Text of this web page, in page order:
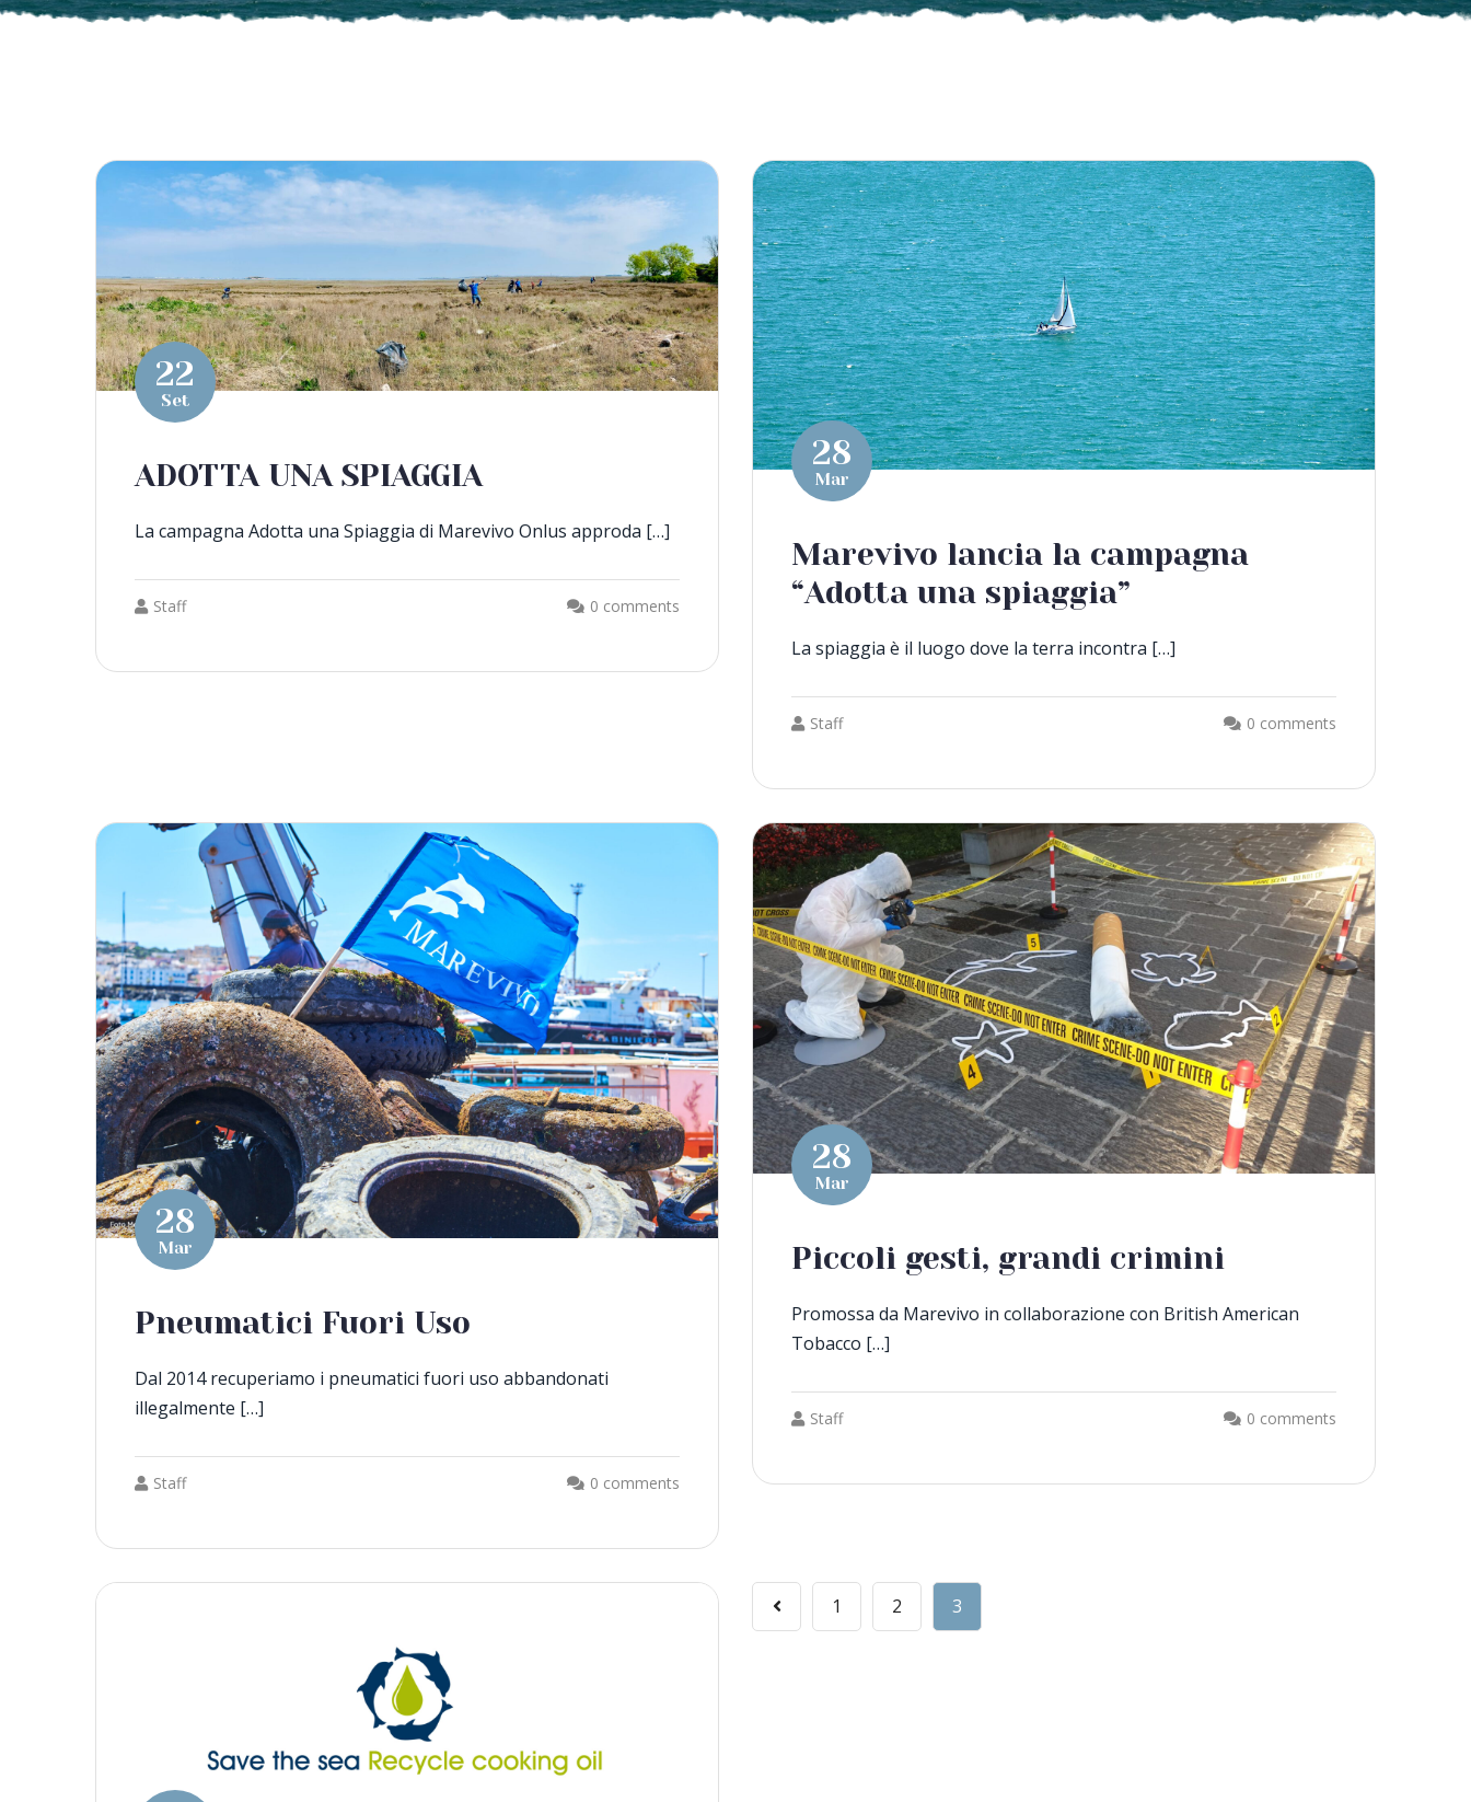
22
Set
ADOTTA UNA SPIAGGIA
La campagna Adotta una Spiaggia di Marevivo Onlus approda […]
Staff 0 comments
28
Mar
Marevivo lancia la campagna
“Adotta una spiaggia”
La spiaggia è il luogo dove la terra incontra […]
Staff 0 comments
28
Mar
Pneumatici Fuori Uso
Dal 2014 recuperiamo i pneumatici fuori uso abbandonati
illegalmente […]
Staff 0 comments
28
Mar
Piccoli gesti, grandi crimini
Promossa da Marevivo in collaborazione con British American
Tobacco […]
Staff 0 comments
1 2 3